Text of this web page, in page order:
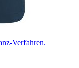
Verfahren.